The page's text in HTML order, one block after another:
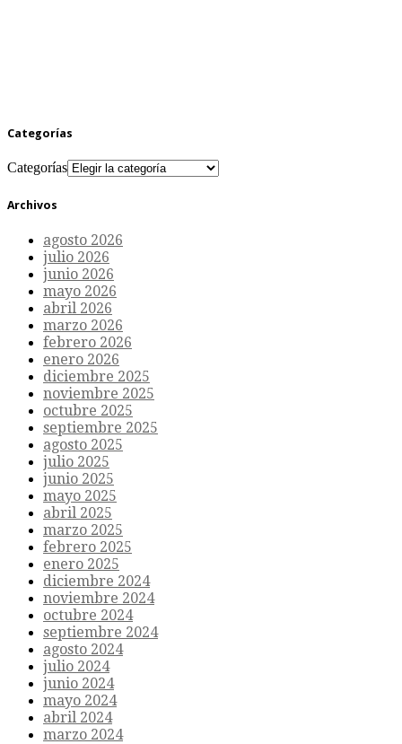
Categorías
Categorías
Archivos
agosto 2026
julio 2026
junio 2026
mayo 2026
abril 2026
marzo 2026
febrero 2026
enero 2026
diciembre 2025
noviembre 2025
octubre 2025
septiembre 2025
agosto 2025
julio 2025
junio 2025
mayo 2025
abril 2025
marzo 2025
febrero 2025
enero 2025
diciembre 2024
noviembre 2024
octubre 2024
septiembre 2024
agosto 2024
julio 2024
junio 2024
mayo 2024
abril 2024
marzo 2024